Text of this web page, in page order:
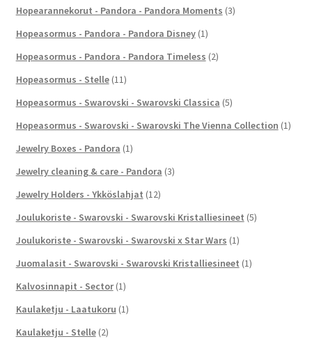
Hopearannekorut - Pandora - Pandora Moments (3)
Hopeasormus - Pandora - Pandora Disney (1)
Hopeasormus - Pandora - Pandora Timeless (2)
Hopeasormus - Stelle (11)
Hopeasormus - Swarovski - Swarovski Classica (5)
Hopeasormus - Swarovski - Swarovski The Vienna Collection (1)
Jewelry Boxes - Pandora (1)
Jewelry cleaning & care - Pandora (3)
Jewelry Holders - Ykköslahjat (12)
Joulukoriste - Swarovski - Swarovski Kristalliesineet (5)
Joulukoriste - Swarovski - Swarovski x Star Wars (1)
Juomalasit - Swarovski - Swarovski Kristalliesineet (1)
Kalvosinnapit - Sector (1)
Kaulaketju - Laatukoru (1)
Kaulaketju - Stelle (2)